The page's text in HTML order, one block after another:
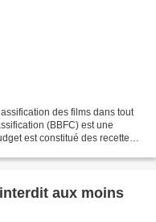
des films dans tout
(BBFC) est une
est constitué des recettes
aux moins